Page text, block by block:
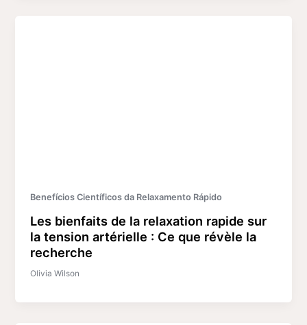
Benefícios Científicos da Relaxamento Rápido
Les bienfaits de la relaxation rapide sur
la tension artérielle : Ce que révèle la
recherche
Olivia Wilson